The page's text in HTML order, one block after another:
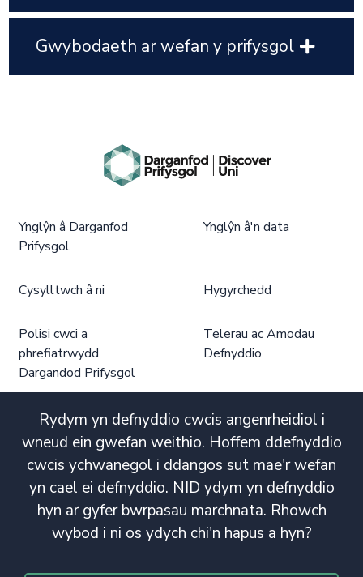
Gwybodaeth ar wefan y prifysgol
Rydym yn defnyddio cwcis angenrheidiol i
wneud ein gwefan weithio. Hoffem ddefnyddio
cwcis ychwanegol i ddangos sut mae'r wefan
yn cael ei defnyddio. NID ydym yn defnyddio
hyn ar gyfer bwrpasau marchnata. Rhowch
wybod i ni os ydych chi'n hapus a hyn?
Ynglŷn â Darganfod
Prifysgol
Ynglŷn â'n data
Cysylltwch â ni Hygyrchedd
Polisi cwci a
phrefiatrwydd
Dargandod Prifysgol
Telerau ac Amodau
Defnyddio